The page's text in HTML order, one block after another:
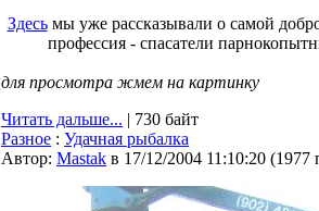
Здесьмы уже рассказывали о самой
профессия - спасатели
для просмотра жмем на картинку
Читать дальше... | 730 байт
Разное : Удачная рыбалка
Автор: Мastak в 17/12/2004 11:10:20 (1977